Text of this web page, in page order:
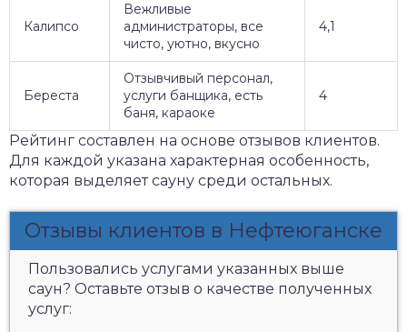
Калипсо
Вежливые
администраторы, все
чисто, уютно, вкусно
4,1
Береста
Отзывчивый персонал,
услуги банщика, есть
баня, караоке
4
Рейтинг составлен на основе отзывов клиентов.
Для каждой указана характерная особенность,
которая выделяет сауну среди остальных.
Отзывы клиентов в Нефтеюганске
Пользовались услугами указанных выше
саун? Оставьте отзыв о качестве полученных
услуг: